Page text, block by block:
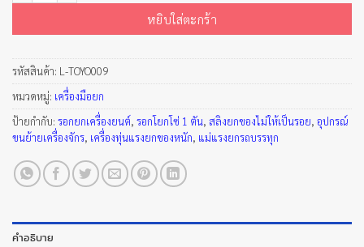
หยิบใส่ตะกร้า
รหัสสินค้า: L-TOYO009
หมวดหมู่: เครื่องมือยก
ป้ายกำกับ: รอกยกเครื่องยนต์, รอกโยกโซ่ 1 ตัน, สลิงยกของไม่ให้เป็นรอย, อุปกรณ์
ขนย้ายเครื่องจักร, เครื่องทุ่นแรงยกของหนัก, แม่แรงยกรถบรรทุก
คำอธิบาย